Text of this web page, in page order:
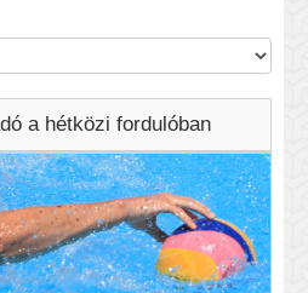
a hétközi fordulóban